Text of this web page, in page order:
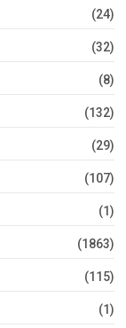
(24)
(32)
(8)
(132)
(29)
(107)
(1)
(1863)
(115)
(1)